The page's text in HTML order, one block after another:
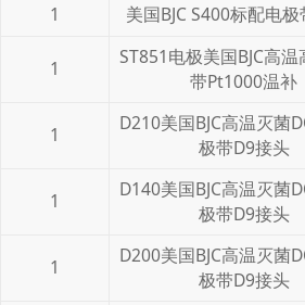
1
美国BJC S400标配电
1
ST851电极美国BJC高
带Pt1000温补
1
D210美国BJC高温灭菌
极带D9接头
1
D140美国BJC高温灭菌
极带D9接头
1
D200美国BJC高温灭菌
极带D9接头